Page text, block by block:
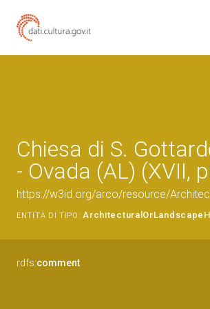
Chiesa di S.
- Ovada (AL) (XVII,
https://w3id.org/arco/resource/
ENTITÀ DI TIPO:
rdfs:comment